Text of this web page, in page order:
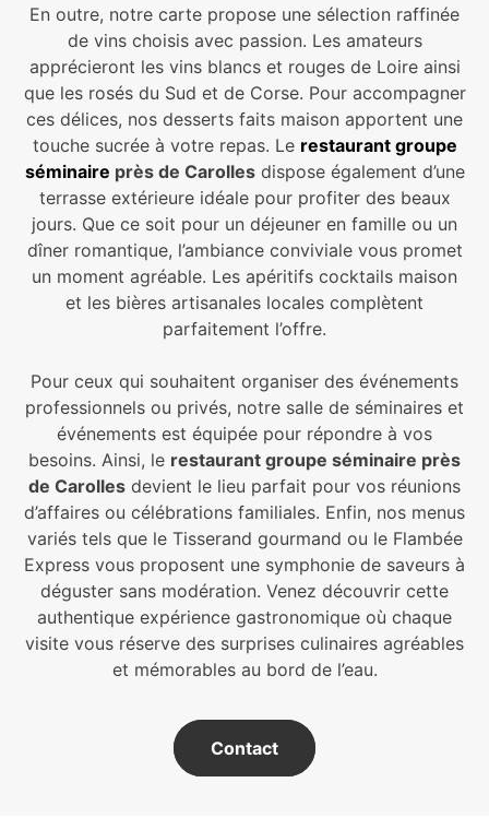
En outre, notre carte propose une sélection raffinée
de vins choisis avec passion. Les amateurs
apprécieront les vins blancs et rouges de Loire ainsi
que les rosés du Sud et de Corse. Pour accompagner
ces délices, nos desserts faits maison apportent une
touche sucrée à votre repas. Le restaurant groupe
séminaire près de Carollesdispose également d’une
terrasse extérieure idéale pour profiter des beaux
jours. Que ce soit pour un déjeuner en famille ou un
dîner romantique, l’ambiance conviviale vous promet
un moment agréable. Les apéritifs cocktails maison
et les bières artisanales locales complètent
parfaitement l’offre.
Pour ceux qui souhaitent organiser des événements
professionnels ou privés, notre salle de séminaires et
événements est équipée pour répondre à vos
besoins. Ainsi, le restaurant groupe séminaire près
de Carolles devient le lieu parfait pour vos réunions
d’affaires ou célébrations familiales. Enfin, nos menus
variés tels que le Tisserand gourmand ou le Flambée
Express vous proposent une symphonie de saveurs à
déguster sans modération. Venez découvrir cette
authentique expérience gastronomique où chaque
visite vous réserve des surprises culinaires agréables
et mémorables au bord de l’eau.
Contact